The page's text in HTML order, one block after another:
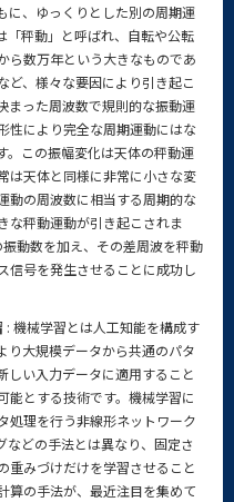
に、ゆっくりとした別の周期運
「秤動」と呼ばれ、自転や公転
ら数万年という大きなものであ
ど、様々な要因により引き起こ
まった周波数で規則的な振動運
性により完全な周期運動にはな
。この振幅変化は天体の秤動運
は天体と同様に非常に小さな変
動の周波数に相当する周期的な
な秤動運動が引き起こされま
動数を加え、その差周波を秤動
信号を発生させることに成功し
: 機械学習とは人工知能を構成す
り大規模データから共通のパタ
しい入力データに適用すること
能とする技術です。機械学習に
処理を行う非線形ネットワーク
などの手法とは異なり、固定さ
重みづけだけを学習させること
算の手法が、最近注目を集めて